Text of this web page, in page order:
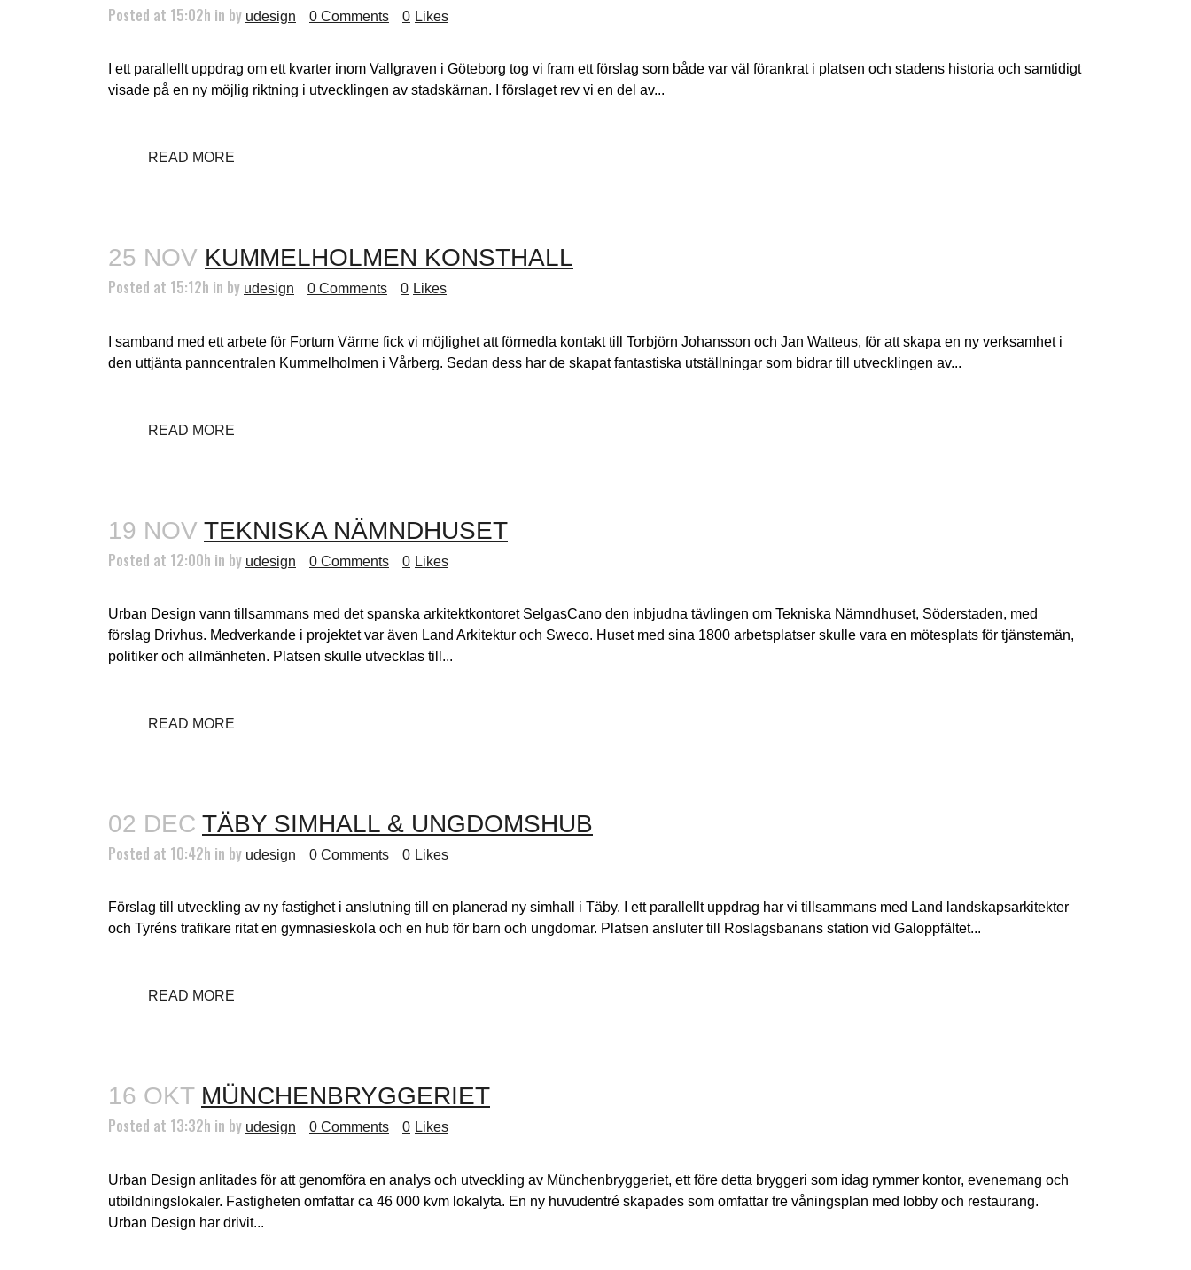
Posted at 15:02h in by udesign 0 Comments 0 Likes
I ett parallellt uppdrag om ett kvarter inom Vallgraven i Göteborg tog vi fram ett förslag som både var väl förankrat i platsen och stadens historia och samtidigt
visade på en ny möjlig riktning i utvecklingen av stadskärnan. I förslaget rev vi en del av...
READ MORE
25 NOV KUMMELHOLMEN KONSTHALL
Posted at 15:12h in by udesign 0 Comments 0 Likes
I samband med ett arbete för Fortum Värme fick vi möjlighet att förmedla kontakt till Torbjörn Johansson och Jan Watteus, för att skapa en ny verksamhet i
den uttjänta panncentralen Kummelholmen i Vårberg. Sedan dess har de skapat fantastiska utställningar som bidrar till utvecklingen av...
READ MORE
19 NOV TEKNISKA NÄMNDHUSET
Posted at 12:00h in by udesign 0 Comments 0 Likes
Urban Design vann tillsammans med det spanska arkitektkontoret SelgasCano den inbjudna tävlingen om Tekniska Nämndhuset, Söderstaden, med
förslag Drivhus. Medverkande i projektet var även Land Arkitektur och Sweco. Huset med sina 1800 arbetsplatser skulle vara en mötesplats för tjänstemän,
politiker och allmänheten. Platsen skulle utvecklas till...
READ MORE
02 DEC TÄBY SIMHALL & UNGDOMSHUB
Posted at 10:42h in by udesign 0 Comments 0 Likes
Förslag till utveckling av ny fastighet i anslutning till en planerad ny simhall i Täby. I ett parallellt uppdrag har vi tillsammans med Land landskapsarkitekter
och Tyréns trafikare ritat en gymnasieskola och en hub för barn och ungdomar. Platsen ansluter till Roslagsbanans station vid Galoppfältet...
READ MORE
16 OKT MÜNCHENBRYGGERIET
Posted at 13:32h in by udesign 0 Comments 0 Likes
Urban Design anlitades för att genomföra en analys och utveckling av Münchenbryggeriet, ett före detta bryggeri som idag rymmer kontor, evenemang och
utbildningslokaler. Fastigheten omfattar ca 46 000 kvm lokalyta. En ny huvudentré skapades som omfattar tre våningsplan med lobby och restaurang.
Urban Design har drivit...